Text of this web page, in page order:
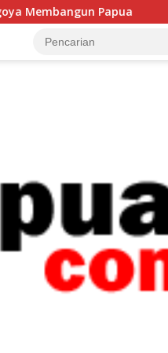
Bella dan Fera, Dua